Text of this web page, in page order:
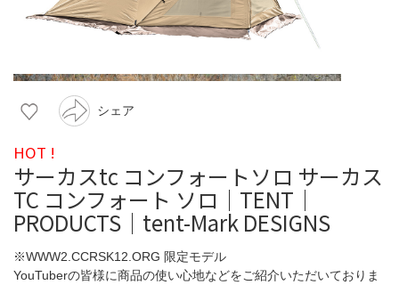
シェア
HOT !
サーカスtc コンフォートソロ サーカス
TC コンフォート ソロ｜TENT｜
PRODUCTS｜tent-Mark DESIGNS
※WWW2.CCRSK12.ORG 限定モデル
YouTuberの皆様に商品の使い心地などをご紹介いただいておりま